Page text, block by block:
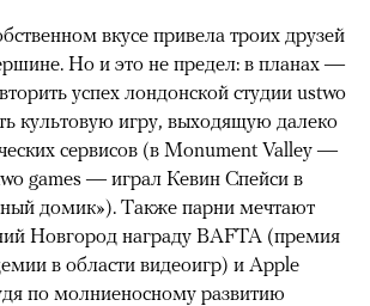
вкусе привела троих друзей
Но и это не предел: в планах —
успех лондонской студии ustwo
культовую игру, выходящую далеко
сервисов (в Monument Valley —
games — играл Кевин Спейси в
домик»). Также парни мечтают
Новгород награду BAFTA (премия
в области видеоигр) и Apple
по молниеносному развитию